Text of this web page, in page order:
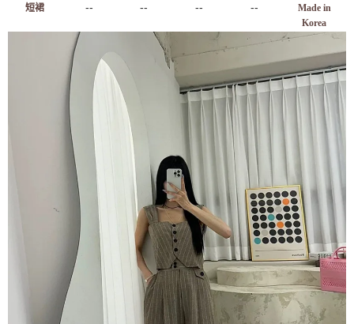
短裙
-- -- -- --
Made in
Korea